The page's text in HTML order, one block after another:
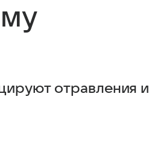
отравления и